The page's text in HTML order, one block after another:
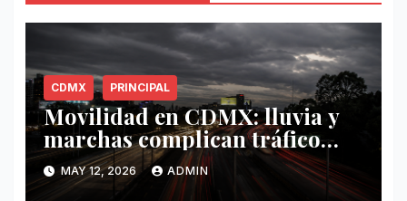
CDMX PRINCIPAL
Movilidad en CDMX: lluvia y
marchas complican tráfico
este 12 de mayo
MAY 12, 2026 ADMIN